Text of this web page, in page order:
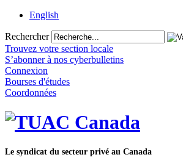
English
Rechercher
Trouvez votre section locale
S’abonner à nos cyberbulletins
Connexion
Bourses d'études
Coordonnées
Le syndicat du secteur privé au Canada